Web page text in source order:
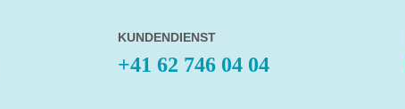
KUNDENDIENST
+41 62 746 04 04